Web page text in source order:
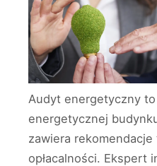
Audyt energetyczny
energetycznej
zawiera
opłacalności. Ekspert